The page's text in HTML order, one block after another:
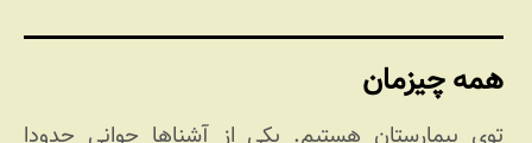
همه چیزمان
توی بیمارستان هستیم. یکی از آشناها جوانی حدودا